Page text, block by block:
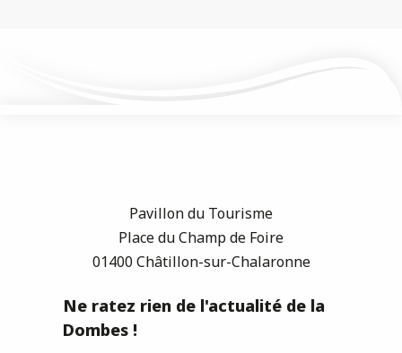
Pavillon du Tourisme
Place du Champ de Foire
01400 Châtillon-sur-Chalaronne
Ne ratez rien de l'actualité de la
Dombes !